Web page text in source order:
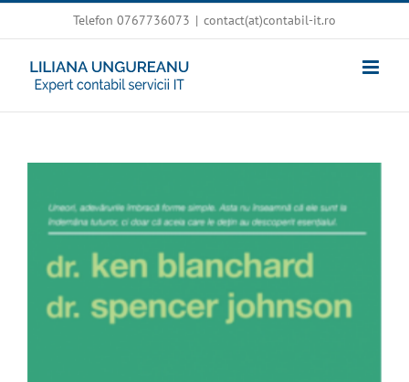
to
content
Telefon 0767736073 | contact(at)contabil-it.ro
Larger
Image